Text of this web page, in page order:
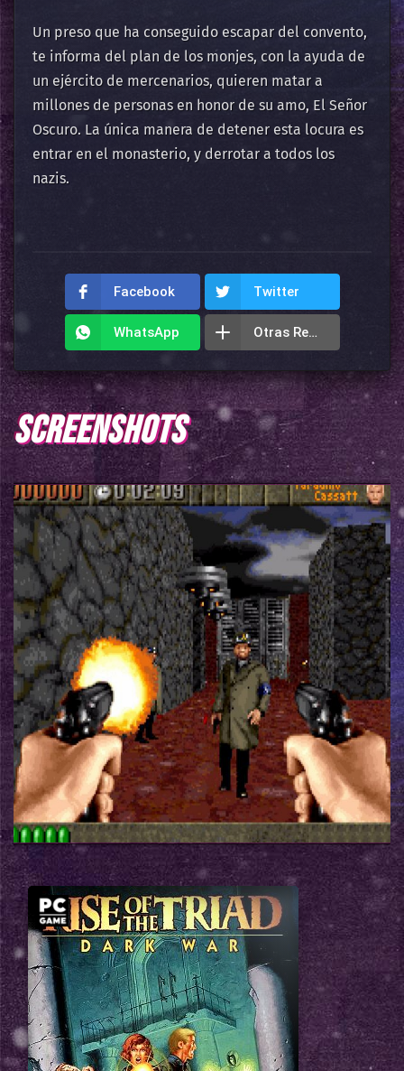
Un preso que ha conseguido escapar del convento,
te informa del plan de los monjes, con la ayuda de
un ejército de mercenarios, quieren matar a
millones de personas en honor de su amo, El Señor
Oscuro. La única manera de detener esta locura es
entrar en el monasterio, y derrotar a todos los
nazis.
Facebook Twitter
WhatsApp Otras Redes
SCREENSHOTS